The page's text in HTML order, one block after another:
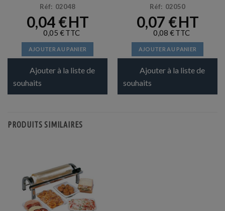
Réf: 02048
0,04€
0,05 €
AJOUTER AU PANIER
Ajouter à la liste de
souhaits
Réf: 02050
0,07 €
0,08 €
AJOUTER AU PANIER
Ajouter à la liste de
souhaits
PRODUITS SIMILAIRES